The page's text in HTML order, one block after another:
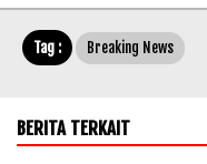
Tag : Breaking News
BERITA TERKAIT